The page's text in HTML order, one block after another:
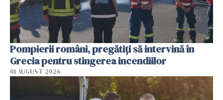
Pompierii români, pregătiţi să intervină în
Grecia pentru stingerea incendiilor
01 AUGUST 2026